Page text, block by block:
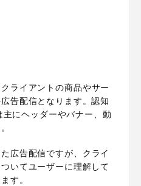
クライアントの商品やサー
告配信となります。認知
主にヘッダーやバナー、動
た広告配信ですが、 クライ
いてユーザーに理解して
す。